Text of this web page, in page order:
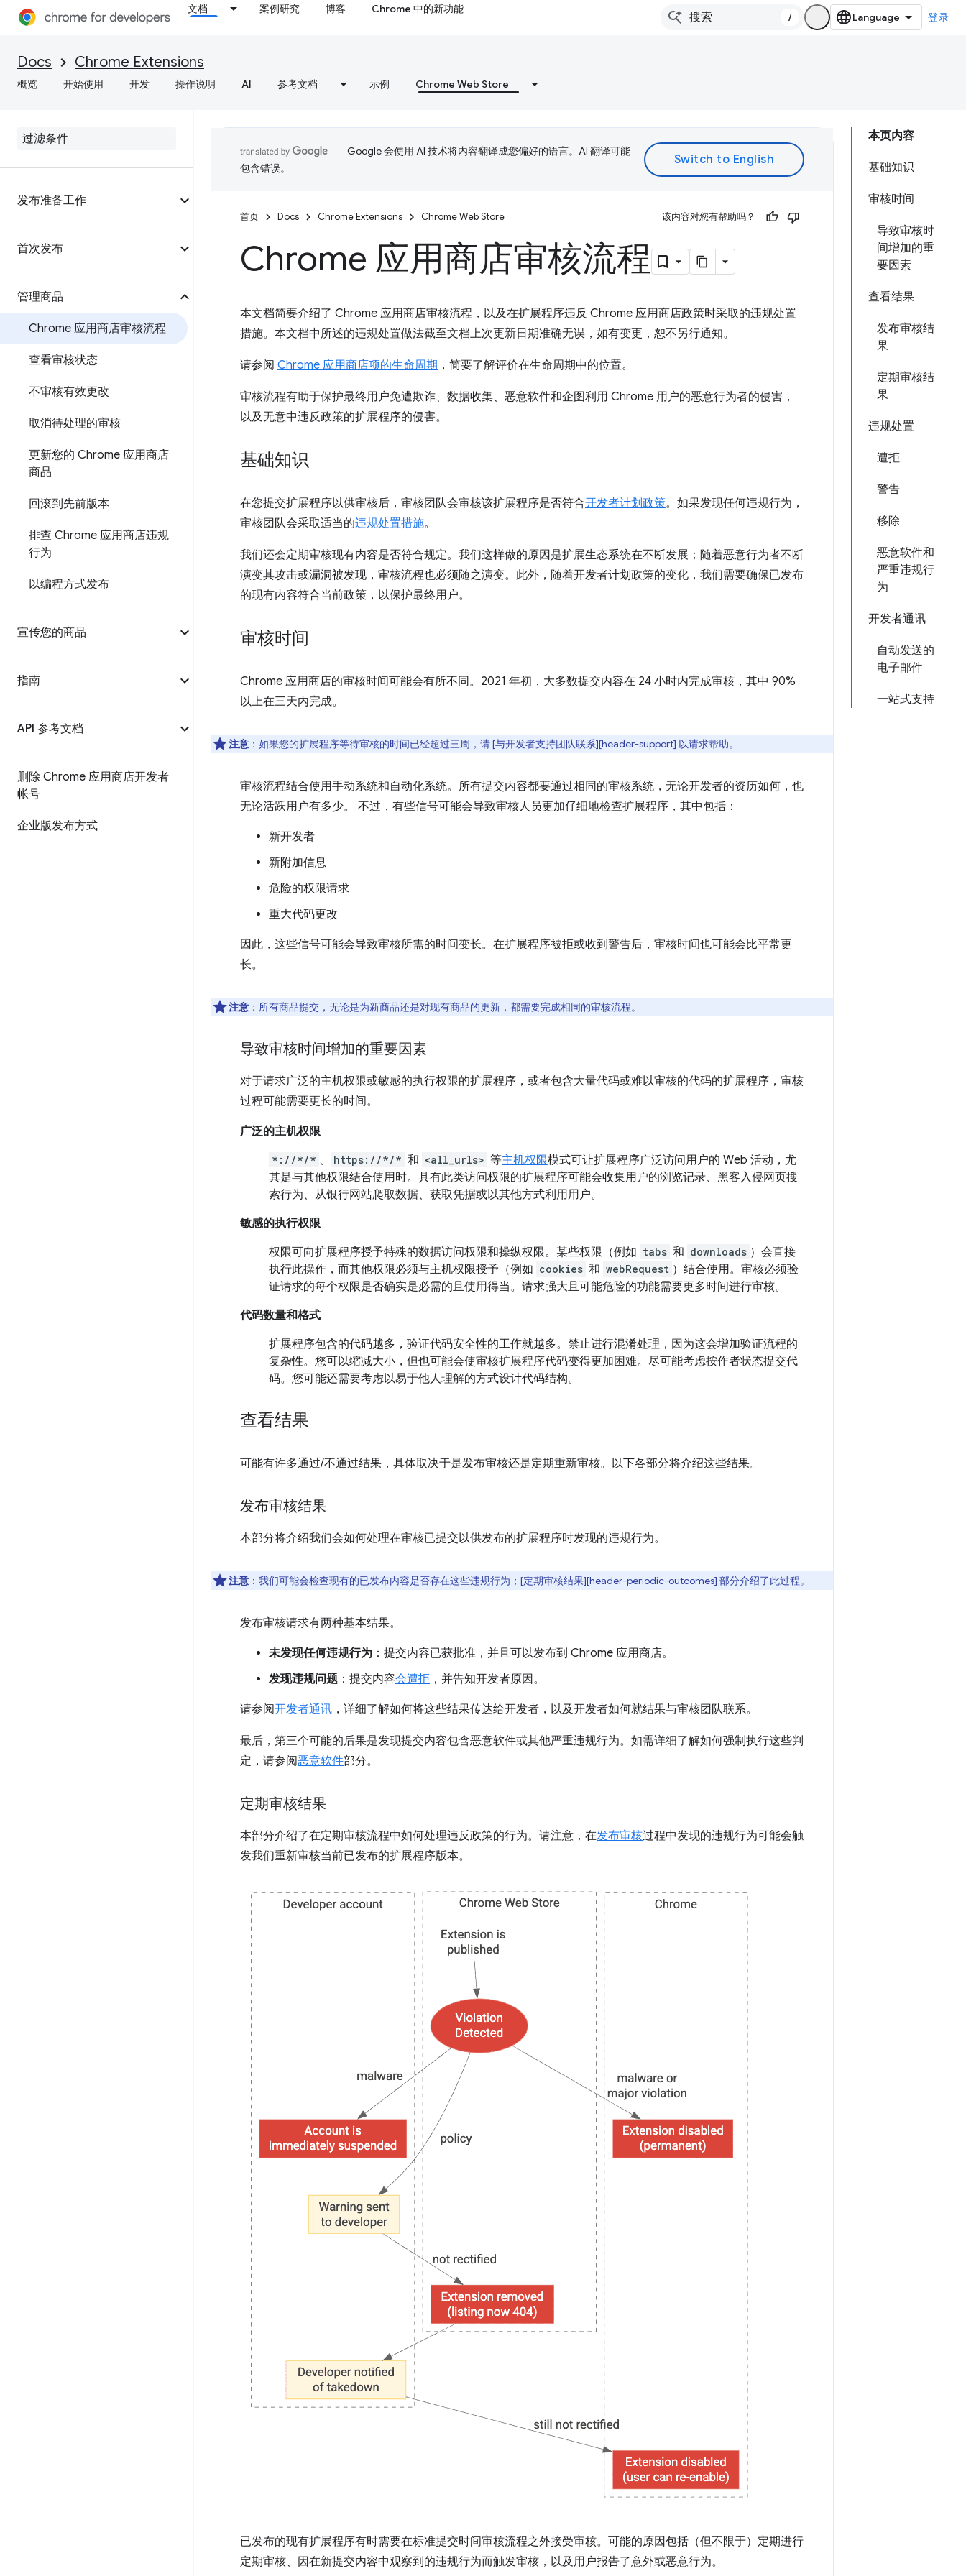
文档 案例研究 博客 Chrome 中的新功能
/ 登录
Docs Chrome Extensions
概览 开始使用 开发 操作说明 AI 参考文档 示例 Chrome Web Store
发布准备工作
首次发布
管理商品
Chrome 应用商店审核流程
查看审核状态
不审核有效更改
取消待处理的审核
更新您的 Chrome 应用商店
商品
回滚到先前版本
排查 Chrome 应用商店违规
行为
以编程方式发布
宣传您的商品
指南
API 参考文档
删除 Chrome 应用商店开发者
帐号
企业版发布方式
本页内容
基础知识
审核时间
导致审核时
间增加的重
要因素
查看结果
发布审核结
果
定期审核结
果
违规处置
遭拒
警告
移除
恶意软件和
严重违规行
为
开发者通讯
自动发送的
电子邮件
一站式支持
Google 会使用 AI 技术将内容翻译成您偏好的语言。AI 翻译可能
包含错误。
首页 Docs Chrome Extensions Chrome Web Store 该内容对您有帮助吗？
Chrome 应用商店审核流程
本文档简要介绍了 Chrome 应用商店审核流程，以及在扩展程序违反 Chrome 应用商店政策时采取的违规处置
措施。本文档中所述的违规处置做法截至文档上次更新日期准确无误，如有变更，恕不另行通知。
请参阅 Chrome 应用商店项的生命周期 ，简要了解评价在生命周期中的位置。
审核流程有助于保护最终用户免遭欺诈、数据收集、恶意软件和企图利用 Chrome 用户的恶意行为者的侵害，
以及无意中违反政策的扩展程序的侵害。
基础知识
在您提交扩展程序以供审核后，审核团队会审核该扩展程序是否符合开发者计划政策。如果发现任何违规行为，
审核团队会采取适当的违规处置措施。
我们还会定期审核现有内容是否符合规定。我们这样做的原因是扩展生态系统在不断发展；随着恶意行为者不断
演变其攻击或漏洞被发现，审核流程也必须随之演变。此外，随着开发者计划政策的变化，我们需要确保已发布
的现有内容符合当前政策，以保护最终用户。
审核时间
Chrome 应用商店的审核时间可能会有所不同。2021 年初，大多数提交内容在 24 小时内完成审核，其中 90%
以上在三天内完成。
注意 ：如果您的扩展程序等待审核的时间已经超过三周，请 [与开发者支持团队联系][header-support] 以请求帮助。
审核流程结合使用手动系统和自动化系统。所有提交内容都要通过相同的审核系统，无论开发者的资历如何，也
无论活跃用户有多少。 不过，有些信号可能会导致审核人员更加仔细地检查扩展程序，其中包括：
新开发者
新附加信息
危险的权限请求
重大代码更改
因此，这些信号可能会导致审核所需的时间变长。在扩展程序被拒或收到警告后，审核时间也可能会比平常更
长。
注意 ：所有商品提交，无论是为新商品还是对现有商品的更新，都需要完成相同的审核流程。
导致审核时间增加的重要因素
对于请求广泛的主机权限或敏感的执行权限的扩展程序，或者包含大量代码或难以审核的代码的扩展程序，审核
过程可能需要更长的时间。
广泛的主机权限
*://*/* 、 https://*/* 和 <all_urls> 等主机权限模式可让扩展程序广泛访问用户的 Web 活动，尤
其是与其他权限结合使用时。具有此类访问权限的扩展程序可能会收集用户的浏览记录、黑客入侵网页搜
索行为、从银行网站爬取数据、获取凭据或以其他方式利用用户。
敏感的执行权限
权限可向扩展程序授予特殊的数据访问权限和操纵权限。某些权限（例如 tabs 和 downloads ）会直接
执行此操作，而其他权限必须与主机权限授予（例如 cookies 和 webRequest ）结合使用。审核必须验
证请求的每个权限是否确实是必需的且使用得当。请求强大且可能危险的功能需要更多时间进行审核。
代码数量和格式
扩展程序包含的代码越多，验证代码安全性的工作就越多。禁止进行混淆处理，因为这会增加验证流程的
复杂性。您可以缩减大小，但也可能会使审核扩展程序代码变得更加困难。尽可能考虑按作者状态提交代
码。您可能还需要考虑以易于他人理解的方式设计代码结构。
查看结果
可能有许多通过/不通过结果，具体取决于是发布审核还是定期重新审核。以下各部分将介绍这些结果。
发布审核结果
本部分将介绍我们会如何处理在审核已提交以供发布的扩展程序时发现的违规行为。
注意 ：我们可能会检查现有的已发布内容是否存在这些违规行为；[定期审核结果][header-periodic-outcomes] 部分介绍了此过程。
发布审核请求有两种基本结果。
未发现任何违规行为 ：提交内容已获批准，并且可以发布到 Chrome 应用商店。
发现违规问题 ：提交内容会遭拒 ，并告知开发者原因。
请参阅开发者通讯 ，详细了解如何将这些结果传达给开发者，以及开发者如何就结果与审核团队联系。
最后，第三个可能的后果是发现提交内容包含恶意软件或其他严重违规行为。如需详细了解如何强制执行这些判
定，请参阅恶意软件部分。
定期审核结果
本部分介绍了在定期审核流程中如何处理违反政策的行为。请注意，在发布审核过程中发现的违规行为可能会触
发我们重新审核当前已发布的扩展程序版本。
已发布的现有扩展程序有时需要在标准提交时间审核流程之外接受审核。可能的原因包括（但不限于）定期进行
定期审核、因在新提交内容中观察到的违规行为而触发审核，以及用户报告了意外或恶意行为。